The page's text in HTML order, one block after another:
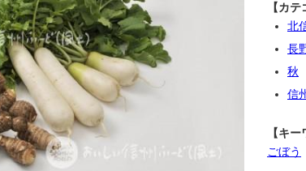
【カテ
北
長
秋
信
【キー
ごぼう